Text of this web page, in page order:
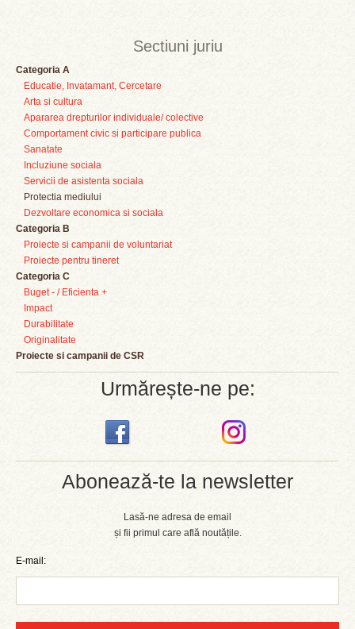
Sectiuni juriu
Categoria A
Educatie, Invatamant, Cercetare
Arta si cultura
Apararea drepturilor individuale/ colective
Comportament civic si participare publica
Sanatate
Incluziune sociala
Servicii de asistenta sociala
Protectia mediului
Dezvoltare economica si sociala
Categoria B
Proiecte si campanii de voluntariat
Proiecte pentru tineret
Categoria C
Buget - / Eficienta +
Impact
Durabilitate
Originalitate
Proiecte si campanii de CSR
Urmărește-ne pe:
Abonează-te la newsletter
Lasă-ne adresa de email
și fii primul care află noutățile.
E-mail: